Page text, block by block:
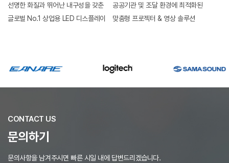
선명한 화질과 뛰어난 내구성을 갖춘
글로벌 No.1 상업용 LED 디스플레이
공공기관 및 조달 환경에 최적화된
맞춤형 프로젝터 & 영상 솔루션
CONTACT US
문의하기
문의사항을 남겨주시면 빠른 시일 내에 답변드리겠습니다.